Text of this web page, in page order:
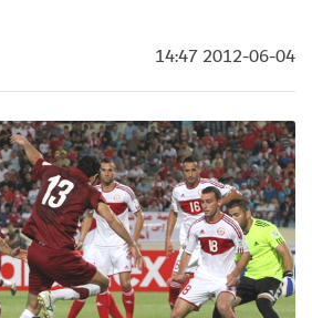
2012-06-04 14:47